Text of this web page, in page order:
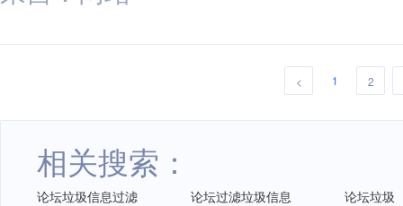
< 1 2
相关搜索：
论坛垃圾信息过滤 论坛过滤垃圾信息
论坛垃圾